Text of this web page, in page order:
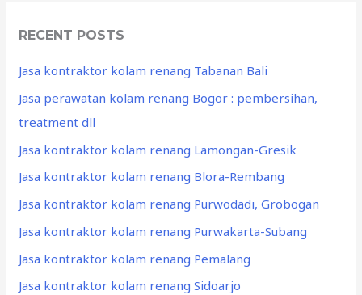
RECENT POSTS
Jasa kontraktor kolam renang Tabanan Bali
Jasa perawatan kolam renang Bogor : pembersihan,
treatment dll
Jasa kontraktor kolam renang Lamongan-Gresik
Jasa kontraktor kolam renang Blora-Rembang
Jasa kontraktor kolam renang Purwodadi, Grobogan
Jasa kontraktor kolam renang Purwakarta-Subang
Jasa kontraktor kolam renang Pemalang
Jasa kontraktor kolam renang Sidoarjo